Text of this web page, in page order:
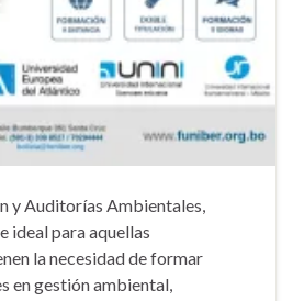
y Auditorías Ambientales,
ideal para aquellas
la necesidad de formar
en gestión ambiental,